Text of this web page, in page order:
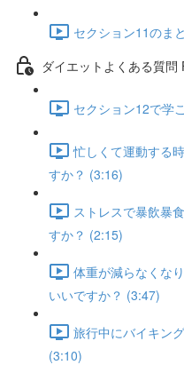
セクション11のま
ダイエットよくある質問
セクション12で学
忙しくて運動する
すか？ (3:16)
ストレスで暴飲暴
すか？ (2:15)
体重が減らなくな
いいですか？ (3:47)
旅行中にバイキン
(3:10)